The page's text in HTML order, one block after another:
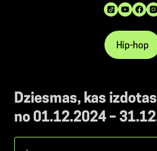
Hip-hop
Dziesmas, kas
no 01.12.2024 –